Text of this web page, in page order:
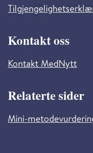
Kontakt oss
Kontakt MedNytt
Relaterte sider
Mini-